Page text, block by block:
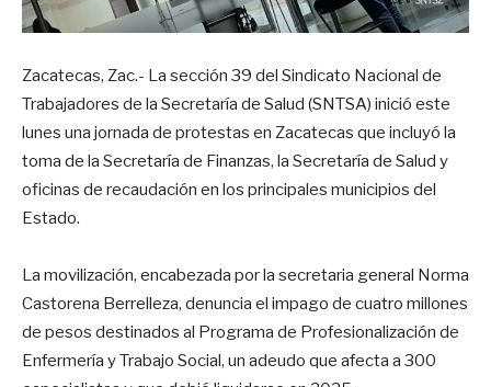
Zacatecas, Zac.- La sección 39 del Sindicato Nacional de
Trabajadores de la Secretaría de Salud (SNTSA) inició este
lunes una jornada de protestas en Zacatecas que incluyó la
toma de la Secretaría de Finanzas, la Secretaría de Salud y
oficinas de recaudación en los principales municipios del
Estado.
La movilización, encabezada por la secretaria general Norma
Castorena Berrelleza, denuncia el impago de cuatro millones
de pesos destinados al Programa de Profesionalización de
Enfermería y Trabajo Social, un adeudo que afecta a 300